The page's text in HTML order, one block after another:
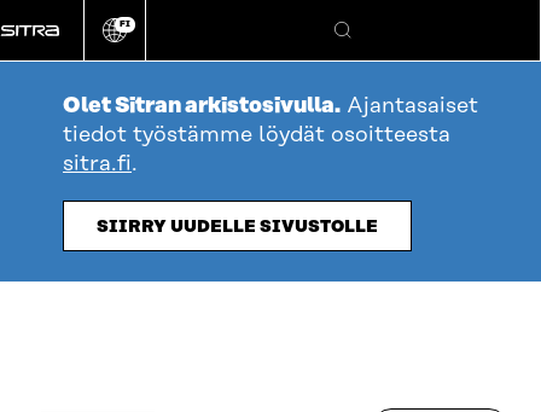
suoraan
sisältöön
Vaihda
kieli
FI
Hae
Olet Sitran arkistosivulla. Ajantasaiset
tiedot työstämme löydät osoitteesta
sitra.fi.
SIIRRY UUDELLE SIVUSTOLLE